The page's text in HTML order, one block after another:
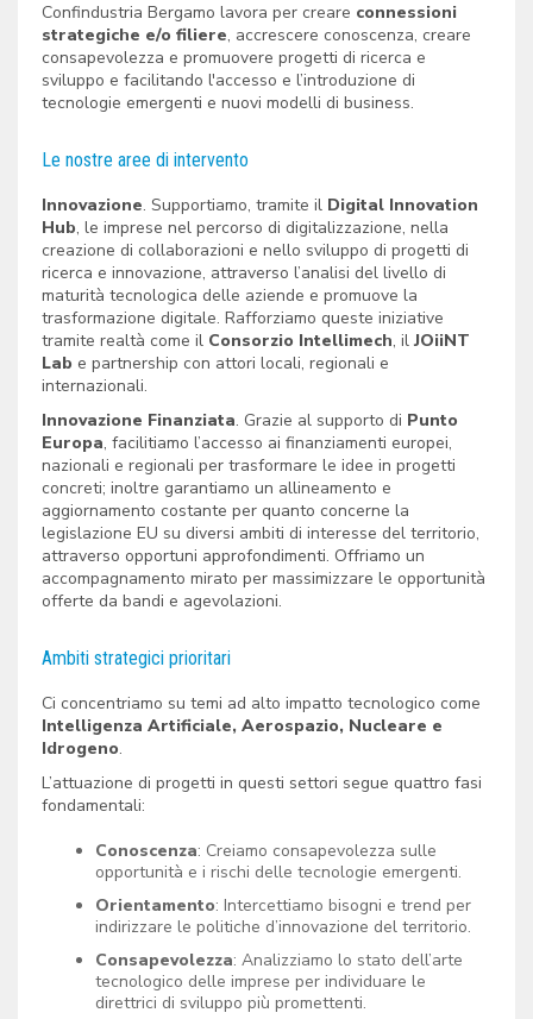
Confindustria Bergamo lavora per creare connessioni
strategiche e/o filiere, accrescere conoscenza, creare
consapevolezza e promuovere progetti di ricerca e
sviluppo e facilitando l'accesso e l’introduzione di
tecnologie emergenti e nuovi modelli di business.
Le nostre aree di intervento
Innovazione. Supportiamo, tramite il Digital Innovation
Hub, le imprese nel percorso di digitalizzazione, nella
creazione di collaborazioni e nello sviluppo di progetti di
ricerca e innovazione, attraverso l’analisi del livello di
maturità tecnologica delle aziende e promuove la
trasformazione digitale. Rafforziamo queste iniziative
tramite realtà come il Consorzio Intellimech, il JOiiNT
Lab e partnership con attori locali, regionali e
internazionali.
Innovazione Finanziata. Grazie al supporto di Punto
Europa, facilitiamo l’accesso ai finanziamenti europei,
nazionali e regionali per trasformare le idee in progetti
concreti; inoltre garantiamo un allineamento e
aggiornamento costante per quanto concerne la
legislazione EU su diversi ambiti di interesse del territorio,
attraverso opportuni approfondimenti. Offriamo un
accompagnamento mirato per massimizzare le opportunità
offerte da bandi e agevolazioni.
Ambiti strategici prioritari
Ci concentriamo su temi ad alto impatto tecnologico come
Intelligenza Artificiale, Aerospazio, Nucleare e
Idrogeno.
L’attuazione di progetti in questi settori segue quattro fasi
fondamentali:
Conoscenza: Creiamo consapevolezza sulle
opportunità e i rischi delle tecnologie emergenti.
Orientamento: Intercettiamo bisogni e trend per
indirizzare le politiche d’innovazione del territorio.
Consapevolezza: Analizziamo lo stato dell’arte
tecnologico delle imprese per individuare le
direttrici di sviluppo più promettenti.